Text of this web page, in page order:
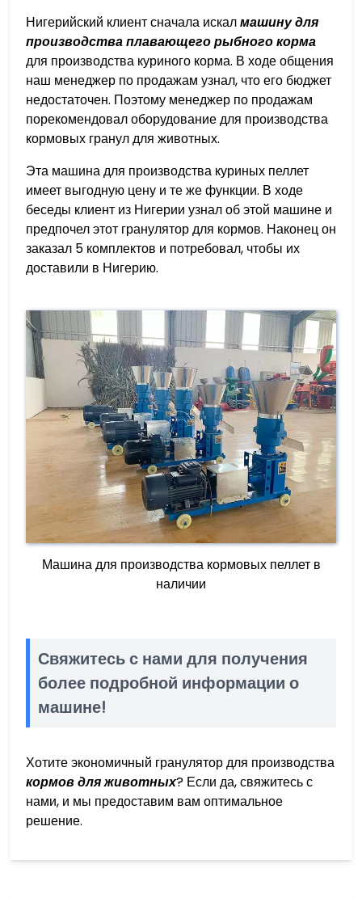
Нигерийский клиент сначала искалмашину для
производства плавающего рыбного корма
для производства куриного корма. В ходе общения
наш менеджер по продажам узнал, что его бюджет
недостаточен. Поэтому менеджер по продажам
порекомендовал оборудование для производства
кормовых гранул для животных.
Эта машина для производства куриных пеллет
имеет выгодную цену и те же функции. В ходе
беседы клиент из Нигерии узнал об этой машине и
предпочел этот гранулятор для кормов. Наконец он
заказал 5 комплектов и потребовал, чтобы их
доставили в Нигерию.
Машина для производства кормовых пеллет в
наличии
Свяжитесь с нами для получения
более подробной информации о
машине!
Хотите экономичный гранулятор для производства
кормов для животных? Если да, свяжитесь с
нами, и мы предоставим вам оптимальное
решение.